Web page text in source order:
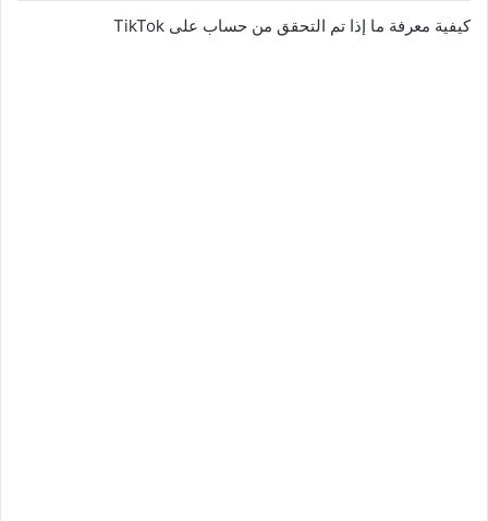
كيفية معرفة ما إذا تم التحقق من حساب على TikTok